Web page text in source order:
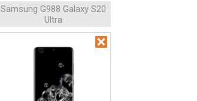
Samsung G988 Galaxy S20
Ultra